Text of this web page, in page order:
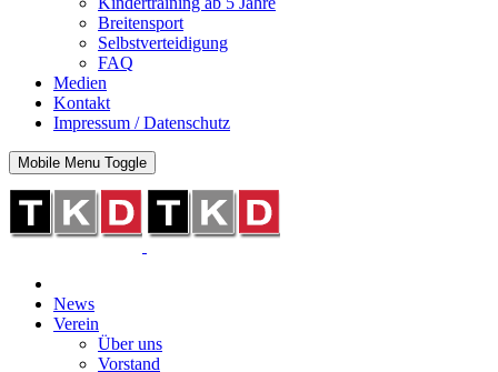
Breitensport
Selbstverteidigung
FAQ
Medien
Kontakt
Impressum / Datenschutz
Mobile Menu Toggle
News
Verein
Über uns
Vorstand